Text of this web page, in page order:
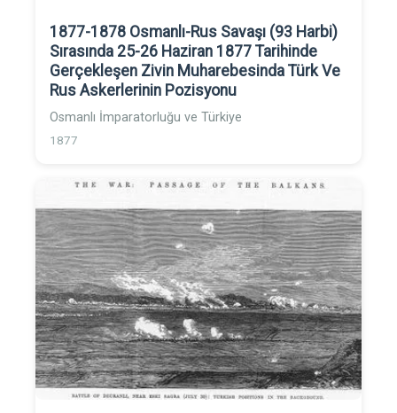
1877-1878 Osmanlı-Rus Savaşı (93 Harbi)
Sırasında 25-26 Haziran 1877 Tarihinde
Gerçekleşen Zivin Muharebesinda Türk Ve
Rus Askerlerinin Pozisyonu
Osmanlı İmparatorluğu ve Türkiye
1877